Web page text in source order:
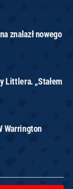
znalazł nowego
Littlera. „Stałem
Warrington